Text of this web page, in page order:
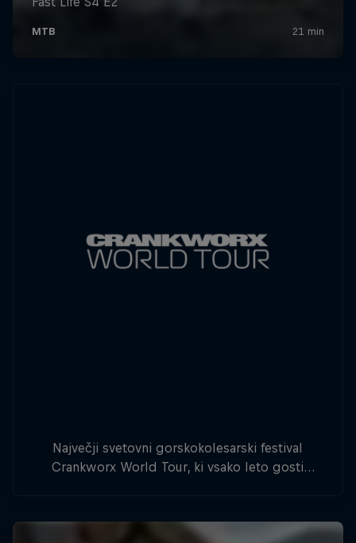
Največji svetovni gorskokolesarski festival
Crankworx World Tour, ki vsako leto gosti